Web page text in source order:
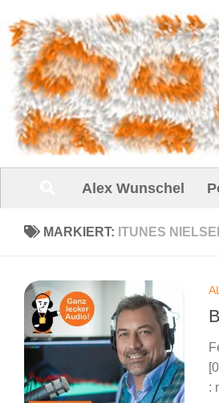
Unter dem Inhalt
Alex Wunschel
MARKIERT: ITUNES
: